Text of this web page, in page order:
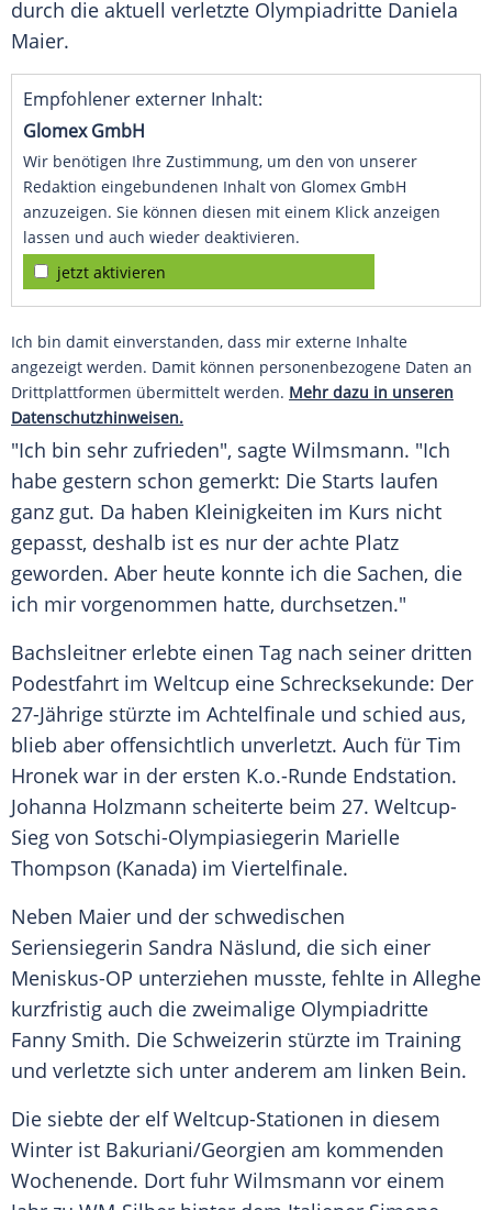
durch die aktuell verletzte Olympiadritte Daniela
Maier.
Empfohlener externer Inhalt:
Glomex GmbH
Wir benötigen Ihre Zustimmung, um den von unserer
Redaktion eingebundenen Inhalt von Glomex GmbH
anzuzeigen. Sie können diesen mit einem Klick anzeigen
lassen und auch wieder deaktivieren.
jetzt aktivieren
Ich bin damit einverstanden, dass mir externe Inhalte
angezeigt werden. Damit können personenbezogene Daten an
Drittplattformen übermittelt werden. Mehr dazu in unseren
Datenschutzhinweisen.
"Ich bin sehr zufrieden", sagte Wilmsmann. "Ich
habe gestern schon gemerkt: Die Starts laufen
ganz gut. Da haben Kleinigkeiten im Kurs nicht
gepasst, deshalb ist es nur der achte Platz
geworden. Aber heute konnte ich die Sachen, die
ich mir vorgenommen hatte, durchsetzen."
Bachsleitner erlebte einen Tag nach seiner dritten
Podestfahrt im Weltcup eine Schrecksekunde: Der
27-Jährige stürzte im Achtelfinale und schied aus,
blieb aber offensichtlich unverletzt. Auch für Tim
Hronek war in der ersten K.o.-Runde Endstation.
Johanna Holzmann scheiterte beim 27. Weltcup-
Sieg von Sotschi-Olympiasiegerin Marielle
Thompson (Kanada) im Viertelfinale.
Neben Maier und der schwedischen
Seriensiegerin Sandra Näslund, die sich einer
Meniskus-OP unterziehen musste, fehlte in Alleghe
kurzfristig auch die zweimalige Olympiadritte
Fanny Smith. Die Schweizerin stürzte im Training
und verletzte sich unter anderem am linken Bein.
Die siebte der elf Weltcup-Stationen in diesem
Winter ist Bakuriani/Georgien am kommenden
Wochenende. Dort fuhr Wilmsmann vor einem